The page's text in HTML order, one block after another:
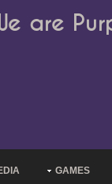
are
GAMES